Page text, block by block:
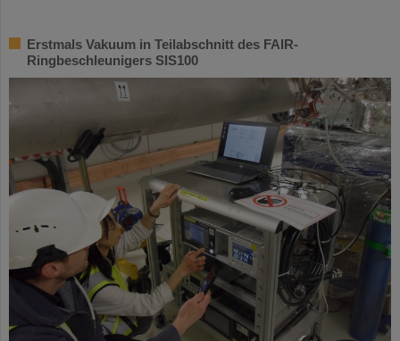
Erstmals Vakuum in Teilabschnitt des FAIR-
Ringbeschleunigers SIS100